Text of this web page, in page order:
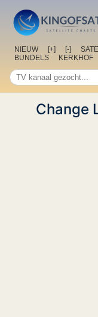
NIEUW [+] [-]
BUNDELS
KERKHOF
Change